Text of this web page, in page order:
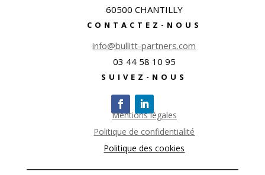
60500 CHANTILLY
CONTACTEZ-NOUS
info@bullitt-partners.com
03 44 58 10 95
SUIVEZ-NOUS
Mentions légales
Politique de confidentialité
Politique des cookies